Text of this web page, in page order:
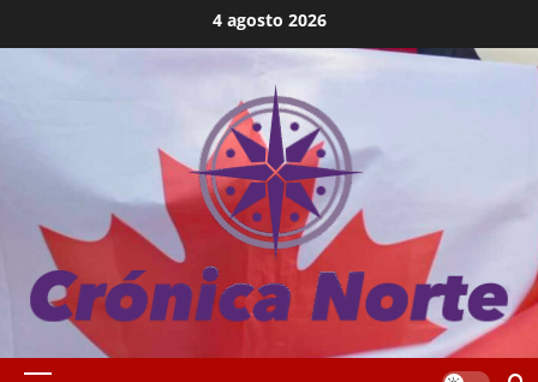
al
4 agosto 2026